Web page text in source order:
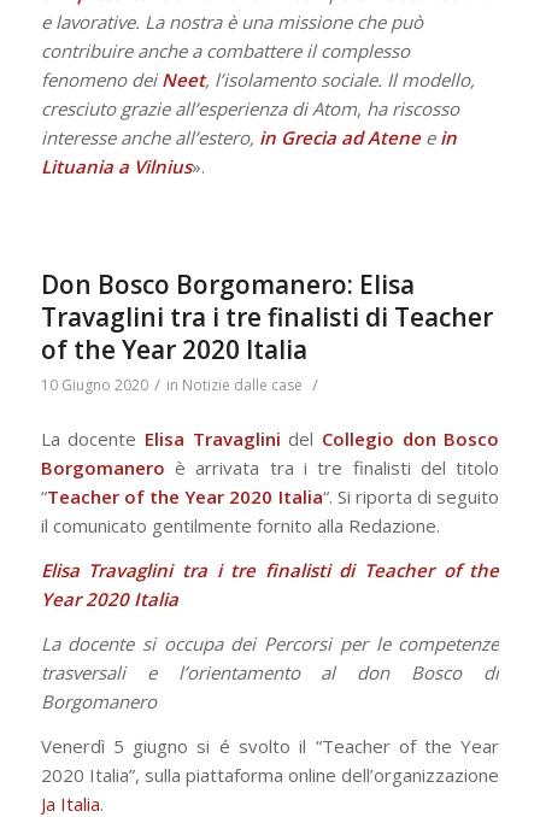
e lavorative. La nostra è una missione che può
contribuire anche a combattere il complesso
fenomeno deiNeet, l’isolamento sociale. Il modello,
cresciuto grazie all’esperienza di Atom, ha riscosso
interesse anche all’estero, in Grecia ad Atenee in
Lituania a Vilnius».
Don Bosco Borgomanero: Elisa
Travaglini tra i tre finalisti di Teacher
of the Year 2020 Italia
10 Giugno 2020 / in Notizie dalle case /
La docente Elisa Travaglini del Collegio don Bosco
Borgomanero è arrivata tra i tre finalisti del titolo
“Teacher of the Year 2020 Italia“. Si riporta di seguito
il comunicato gentilmente fornito alla Redazione.
Elisa Travaglini tra i tre finalisti di Teacher of the
Year 2020 Italia
La docente si occupa dei Percorsi per le competenze
trasversali e l’orientamento al don Bosco di
Borgomanero
Venerdì 5 giugno si é svolto il “Teacher of the Year
2020 Italia”, sulla piattaforma online dell’organizzazione
Ja Italia.